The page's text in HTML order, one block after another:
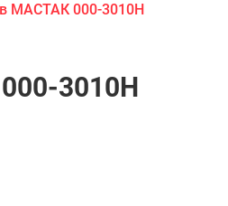
МАСТАК 000-3010H
3010H